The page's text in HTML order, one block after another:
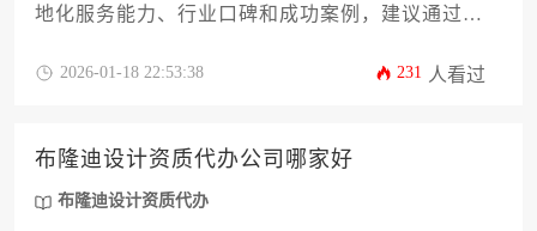
地化服务能力、行业口碑和成功案例，建议通过实
法，避免陷入低价陷阱。专业机构不仅能高效办理
2026-01-18 22:53:38 231 人看过
布隆迪设计资质代办公司哪家好
布隆迪设计资质代办